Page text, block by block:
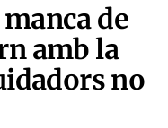
de
amb la
no